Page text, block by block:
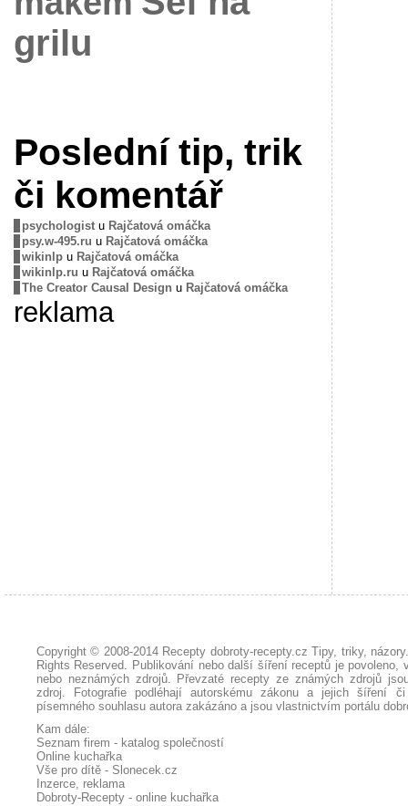
grilu
Poslední tip, trik
či komentář
psychologistu Rajčatová omáčka
psy.w-495.ru u Rajčatová omáčka
wikinlpu Rajčatová omáčka
wikinlp.ru u Rajčatová omáčka
The Creator Causal Design u Rajčatová omáčka
reklama
Copyright © 2008-2014 Recepty dobroty-recepty.cz Tipy, triky,
Rights Reserved. Publikování nebo další šíření receptů je povoleno,
nebo neznámých zdrojů. Převzaté recepty ze známých zdrojů
zdroj. Fotografie podléhají autorskému zákonu a jejich šíření
písemného souhlasu autora zakázáno a jsou vlastnictvím portálu
Kam dále:
Seznam firem - katalog společností
Online kuchařka
Vše pro dítě - Slonecek.cz
Inzerce, reklama
Dobroty-Recepty - online kuchařka